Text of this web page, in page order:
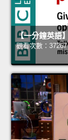
【一分鐘英語
觀看次數：